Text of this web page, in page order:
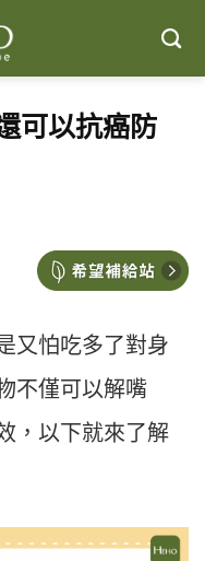
可以抗癌防
又怕吃多了對身
不僅可以解嘴
，以下就來了解